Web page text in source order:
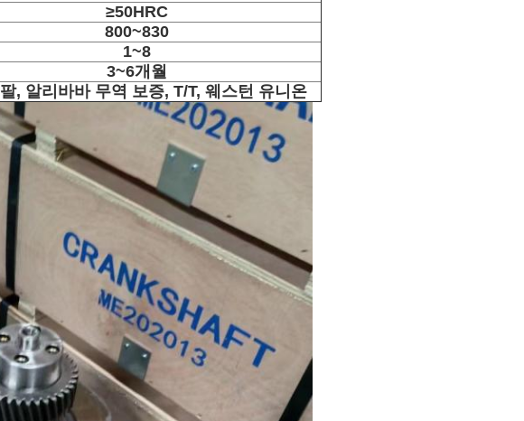
≥50HRC
800~830
1~8
3~6개월
, 알리바바 무역 보증, T/T, 웨스턴 유니온